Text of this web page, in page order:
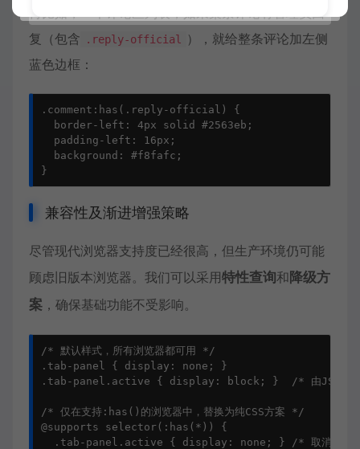
再比如，一个评论区列表，如果某条评论有管理员回
复（包含
.reply-official
），就给整条评论加左侧
蓝色边框：
.comment:has(.reply-official) {
  border-left: 4px solid #2563eb;
  padding-left: 16px;
  background: #f8fafc;
}
兼容性及渐进增强策略
尽管现代浏览器支持度已经很高，但生产环境仍可能
顾虑旧版本浏览器。我们可以采用特性查询和 降级方
案 ，确保基础功能不受影响。
/* 默认样式，所有浏览器都可用 */
.tab-panel { display: none; }
.tab-panel.active { display: block; }  /* 由JS负责
/* 仅在支持:has()的浏览器中，替换为纯CSS方案 */
@supports selector(:has(*)) {
.tab-panel.active { display: none; } /* 取消JS样